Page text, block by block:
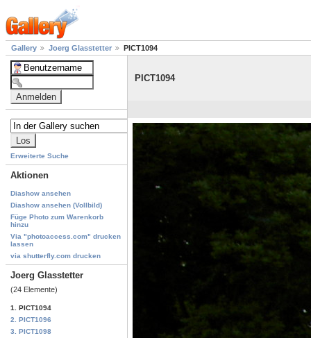
Gallery Joerg Glasstetter PICT1094
Erweiterte Suche
Aktionen
Diashow ansehen
Diashow ansehen (Vollbild)
Füge Photo zum Warenkorb
hinzu
Via "photoaccess.com" drucken
lassen
via shutterfly.com drucken
Joerg Glasstetter
(24 Elemente)
1. PICT1094
2. PICT1096
3. PICT1098
PICT1094